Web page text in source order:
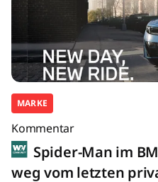
MARKE
Kommentar
Spider-Man im
weg vom letzten